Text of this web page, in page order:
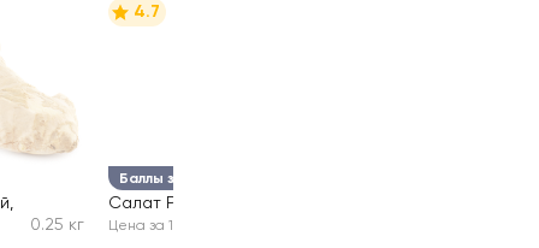
0.25 кг
Баллы за отзыв
4.7
Салат Руккола
Цена за 1 шт